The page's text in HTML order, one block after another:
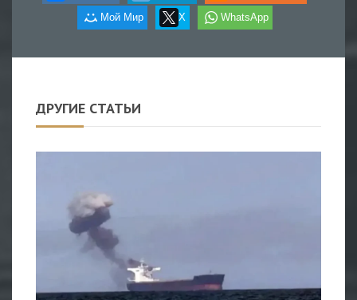
Мой Мир X WhatsApp
ДРУГИЕ СТАТЬИ